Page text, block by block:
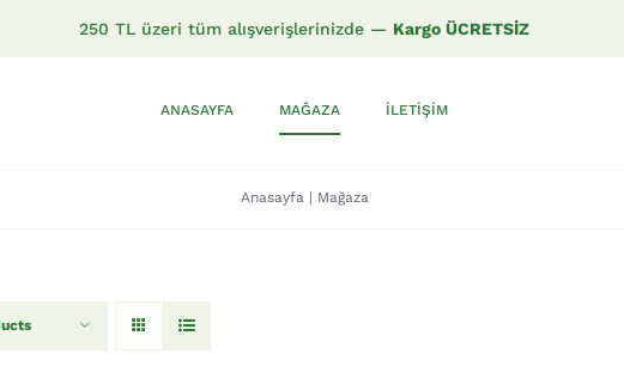
250 TL üzeri tüm alışverişlerinizde — Kargo ÜCRETSİZ
ANASAYFA MAĞAZA İLETIŞIM
Anasayfa | Mağaza